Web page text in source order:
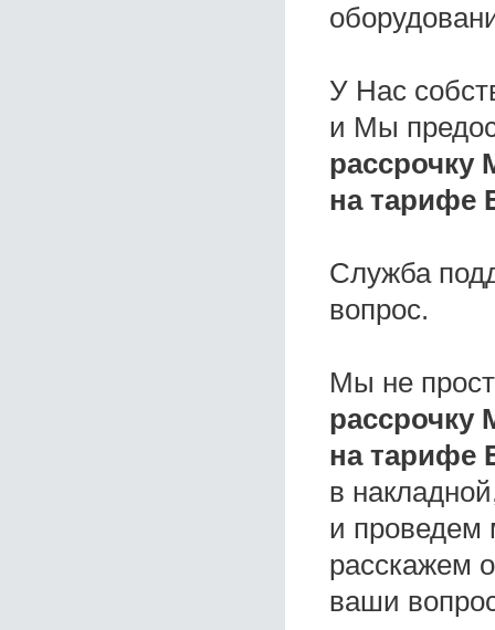
У Нас
и Мы
рассрочку
на тарифе
Служба
вопрос.
Мы не
рассрочку
на тарифе
в
и проведем
расскажем
ваши